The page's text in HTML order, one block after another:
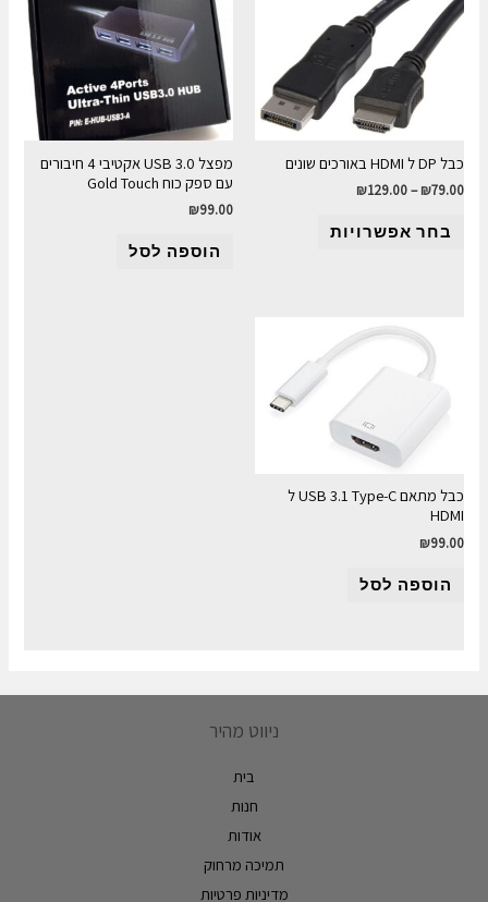
כבל DP ל HDMI באורכים שונים
₪79.00
–
₪129.00
בחר אפשרויות
מפצל USB 3.0 אקטיבי 4 חיבורים
עם ספק כוח Gold Touch
₪99.00
הוספה לסל
כבל מתאם USB 3.1 Type-C ל
HDMI
₪99.00
הוספה לסל
ניווט מהיר
בית
חנות
אודות
תמיכה מרחוק
מדיניות פרטיות